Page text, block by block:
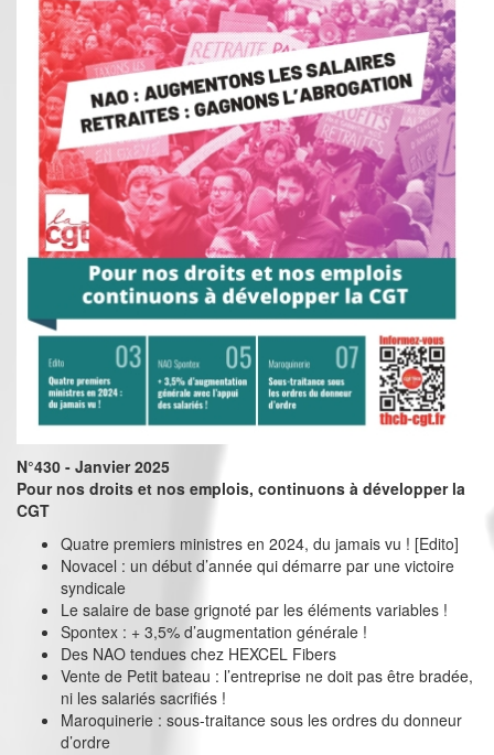
N°430 - Janvier 2025
Pour nos droits et nos emplois, continuons à développer la
CGT
Quatre premiers ministres en 2024, du jamais vu ! [Edito]
Novacel : un début d’année qui démarre par une victoire
syndicale
Le salaire de base grignoté par les éléments variables !
Spontex : + 3,5% d’augmentation générale !
Des NAO tendues chez HEXCEL Fibers
Vente de Petit bateau : l’entreprise ne doit pas être bradée,
ni les salariés sacrifiés !
Maroquinerie : sous-traitance sous les ordres du donneur
d’ordre